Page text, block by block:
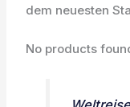
dem neuesten
No products